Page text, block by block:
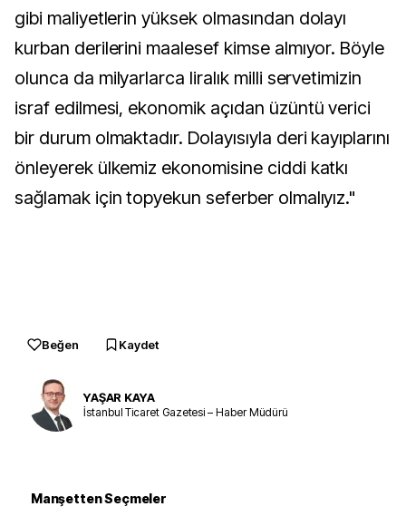
gibi maliyetlerin yüksek olmasından dolayı
kurban derilerini maalesef kimse almıyor. Böyle
olunca da milyarlarca liralık milli servetimizin
israf edilmesi, ekonomik açıdan üzüntü verici
bir durum olmaktadır. Dolayısıyla deri kayıplarını
önleyerek ülkemiz ekonomisine ciddi katkı
sağlamak için topyekun seferber olmalıyız."
Beğen Kaydet
YAŞAR KAYA
İstanbul Ticaret Gazetesi – Haber Müdürü
Manşetten Seçmeler